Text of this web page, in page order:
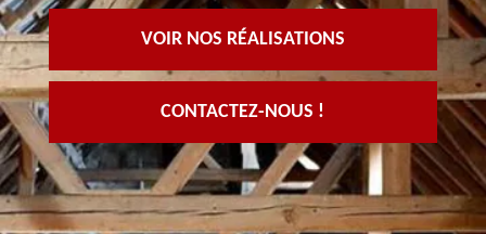
VOIR NOS RÉALISATIONS
CONTACTEZ-NOUS !